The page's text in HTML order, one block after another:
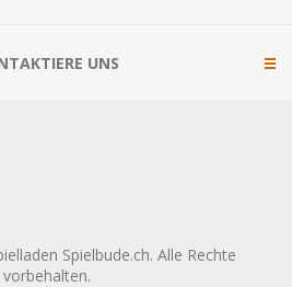
UNS
Spielbude.ch. Alle Rechte
vorbehalten.